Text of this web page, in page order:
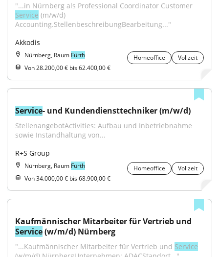
Service (m/w/d)
Accounting.StellenbeschreibungBearbeitung..."
Akkodis
Nürnberg, Raum Fürth Homeoffice
Vollzeit
Von 28.200,00 € bis 62.400,00 €
Service- und Kundendiensttechniker (m/w/d)
StellenangebotActivities: Aufbau und Inbetriebnahme
sowie Instandhaltung von...
R+S Group
Nürnberg, Raum Fürth Homeoffice
Vollzeit
Von 34.000,00 € bis 68.900,00 €
Service (w/m/d) Nürnberg
"...Kaufmännischer Mitarbeiter für Vertrieb und Service